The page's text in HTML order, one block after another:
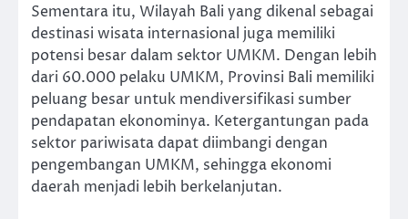
Sementara itu, Wilayah Bali yang dikenal sebagai
destinasi wisata internasional juga memiliki
potensi besar dalam sektor UMKM. Dengan lebih
dari 60.000 pelaku UMKM, Provinsi Bali memiliki
peluang besar untuk mendiversifikasi sumber
pendapatan ekonominya. Ketergantungan pada
sektor pariwisata dapat diimbangi dengan
pengembangan UMKM, sehingga ekonomi
daerah menjadi lebih berkelanjutan.